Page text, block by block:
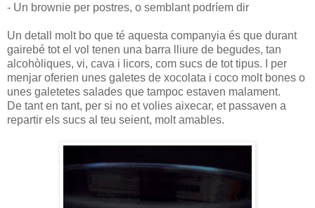
- Un brownie per postres, o semblant podríem dir
Un detall molt bo que té aquesta companyia és que durant
gairebé tot el vol tenen una barra lliure de begudes, tan
alcohòliques, vi, cava i licors, com sucs de tot tipus. I per
menjar oferien unes galetes de xocolata i coco molt bones o
unes galetetes salades que tampoc estaven malament.
De tant en tant, per si no et volies aixecar, et passaven a
repartir els sucs al teu seient, molt amables.